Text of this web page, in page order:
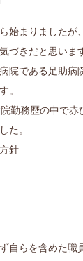
始まりましたが、
づきだと思いま
院である足助病
。
勤務歴の中で赤
た。
方針
自らを含めた職